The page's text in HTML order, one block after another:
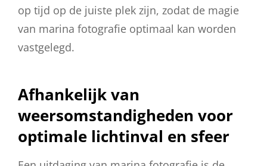
op tijd op de juiste plek zijn, zodat de magie
van marina fotografie optimaal kan worden
vastgelegd.
Afhankelijk van
weersomstandigheden voor
optimale lichtinval en sfeer